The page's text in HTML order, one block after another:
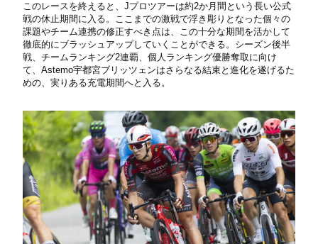
このレースを終えると、Jプロツアーは約2か月間という長い公式
戦の休止期間に入る。ここまでの激戦で浮き彫りとなった個々の
課題やチーム連携の修正すべき点は、この十分な期間を活かして
徹底的にブラッシュアップしていくことができる。シーズン後半
戦、チームランキング2連覇、個人ランキング優勝奪取に向け
て、Astemo宇都宮ブリッツェンはさらなる結束と進化を遂げるた
めの、実りある充電期間へと入る。